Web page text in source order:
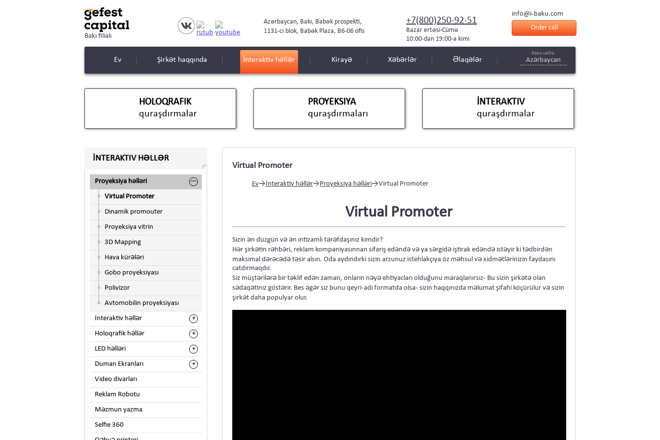
Bakı filialı
Azərbaycan, Bakı, Babək prospekti,
1131-ci blok, Babək Plaza, B6-06 ofis
+7(800)250-92-51
Bazar ertəsi-Cümə
10:00-dan 19:00-a kimi
info@i-baku.com
Order call
Ev Şirkət haqqında İnteraktiv həllər Kirayə Xəbərlər Əlaqələr
Язык сайта
Azərbaycan
HOLOQRAFIK
quraşdırmalar
PROYEKSIYA
quraşdırmaları
İNTERAKTIV
quraşdırmalar
İNTERAKTIV HƏLLƏR
Proyeksiya həlləri
Virtual Promoter
Dinamik promouter
Proyeksiya vitrin
3D Mapping
Hava kürələri
Gobo proyeksiyası
Polivizor
Avtomobilin proyeksiyası
İnteraktiv həllər
Holoqrafik həllər
LED həlləri
Duman Ekranları
Video divarları
Reklam Robotu
Məzmun yazma
Selfie 360
Virtual Promoter
Ev→İnteraktiv həllər→Proyeksiya həlləri→Virtual Promoter
Virtual Promoter
Sizin ən düzgün və ən intizamlı tərəfdaşınız kimdir?
Hər şirkətin rəhbəri, reklam kompaniyasınnan sifariş edəndə və ya sərgidə iştirak edəndə istəyir ki tədbirdən
maksimal dərəcədə təsir alsın. Oda aydındırki sizin arzunuz istehlakçıya öz məhsul və xidmətlərinizin faydasını
catdırmaqdır.
Siz müştərilərə bir təklif edən zaman, onların nəyə ehtiyacları olduğunu maraqlanırsız- Bu sizin şirkətə olan
sədaqətiniz göstərir. Bes əgər siz bunu qeyri-adi formatda olsa- sizin haqqınızda məlumat şifahi köçürülur və sizin
şirkət daha populyar olur.